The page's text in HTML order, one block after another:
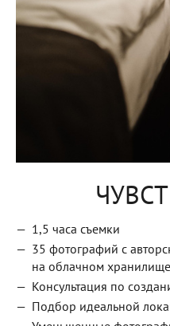
1,5 часа съемки
35 фотографий с
на облачном хранилище
Консультация по
Подбор идеальной